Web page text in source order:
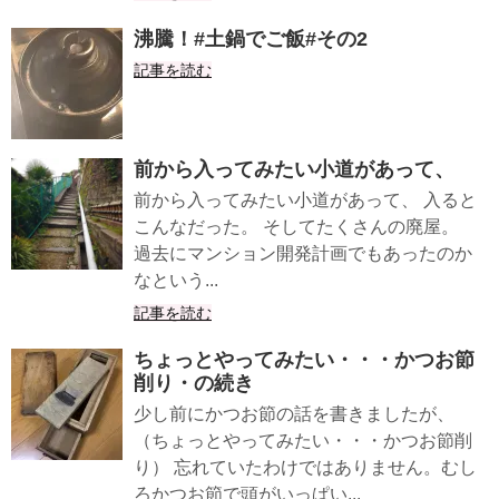
沸騰！#土鍋でご飯#その2
記事を読む
前から入ってみたい小道があって、
前から入ってみたい小道があって、 入ると
こんなだった。 そしてたくさんの廃屋。
過去にマンション開発計画でもあったのか
なという...
記事を読む
ちょっとやってみたい・・・かつお節
削り・の続き
少し前にかつお節の話を書きましたが、
（ちょっとやってみたい・・・かつお節削
り） 忘れていたわけではありません。むし
ろかつお節で頭がいっぱい...